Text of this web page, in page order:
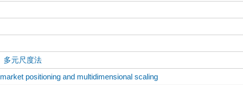
多元尺度法
market positioning and multidimensional scaling